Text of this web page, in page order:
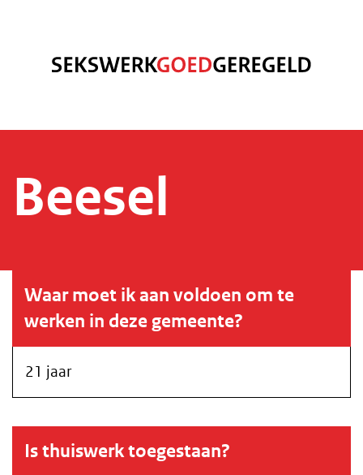
Beesel
Waar moet ik aan voldoen om te
werken in deze gemeente?
21 jaar
Is thuiswerk toegestaan?